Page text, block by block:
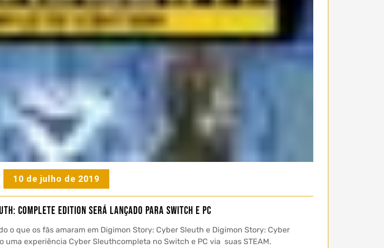
10 de julho de 2019
Complete Edition será lançado para Switch e PC
o que os fãs amaram em Digimon Story: Cyber Sleuth e Digimon Story: Cyber
uma experiência Cyber Sleuthcompleta no Switch e PC via suas STEAM.